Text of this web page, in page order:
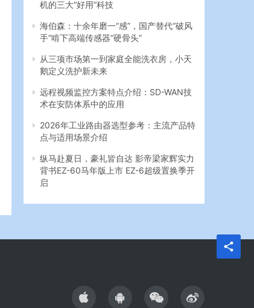
机的三大“好用”科技
海伯森：十余年磨一“感”，国产替代“破风
手”啃下高端传感器“硬骨头”
从三项市场第一到家庭全能洗衣房，小天
鹅定义洗护新未来
远程视频监控方案特点介绍：SD-WAN技
术在安防体系中的应用
2026年工业路由器选型参考：主流产品特
点与适用场景介绍
纵马赴夏日，豪礼皆自达 影帝梁家辉实力
背书EZ-60马年版上市 EZ-6超级置换季开
启